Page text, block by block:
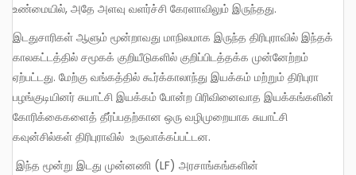
உண்மையில், அதே அளவு வளர்ச்சி கேரளாவிலும் இருந்தது.
இடதுசாரிகள் ஆளும் மூன்றாவது மாநிலமாக இருந்த திரிபுராவில் இந்தக்
காலகட்டத்தில் சமூகக் குறியீடுகளில் குறிப்பிடத்தக்க முன்னேற்றம்
ஏற்பட்டது. மேற்கு வங்கத்தில் கூர்க்காலாந்து இயக்கம் மற்றும் திரிபுரா
பழங்குடியினர் சுயாட்சி இயக்கம் போன்ற பிரிவினைவாத இயக்கங்களின்
கோரிக்கைகளைத் தீர்ப்பதற்கான ஒரு வழிமுறையாக சுயாட்சி
கவுன்சில்கள் திரிபுராவில் உருவாக்கப்பட்டன.
இந்த மூன்று இடது முன்னணி (LF) அரசாங்கங்களின்